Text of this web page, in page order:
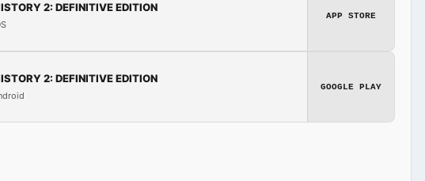
2: DEFINITIVE EDITION
APP STORE
2: DEFINITIVE EDITION
GOOGLE PLAY